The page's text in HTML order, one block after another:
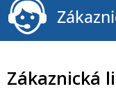
Zákaznická